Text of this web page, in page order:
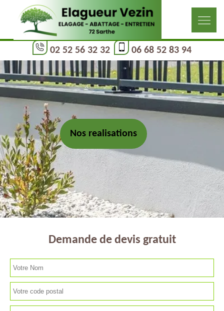
02 52 56 32 32 06 68 52 83 94
Nos realisations
Demande de devis gratuit